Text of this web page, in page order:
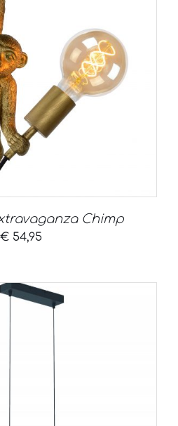
Chimp
€ 54,95